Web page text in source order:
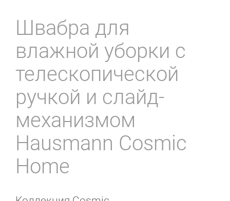
Швабра для
влажной уборки с
телескопической
ручкой и слайд-
механизмом
Hausmann Cosmic
Home